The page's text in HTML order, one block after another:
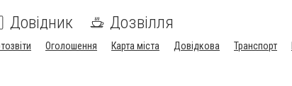
Довідник Дозвілля
Оголошення Карта міста Довідкова Транспорт